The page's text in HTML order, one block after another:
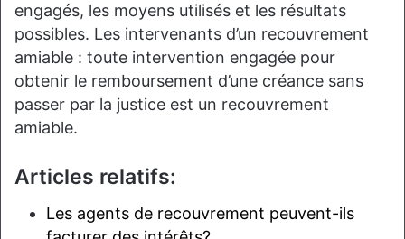
engagés, les moyens utilisés et les résultats
possibles. Les intervenants d’un recouvrement
amiable : toute intervention engagée pour
obtenir le remboursement d’une créance sans
passer par la justice est un recouvrement
amiable.
Articles relatifs:
Les agents de recouvrement peuvent-ils